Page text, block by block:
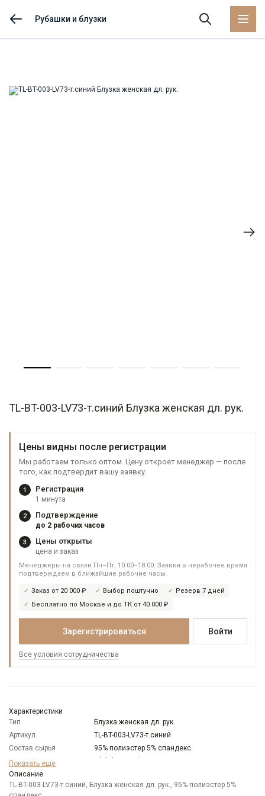
Рубашки и блузки
TL-BT-003-LV73-т.синий Блузка женская дл. рук.
Цены видны после регистрации
Мы работаем только оптом. Цену откроет менеджер — после
того, как подтвердит вашу заявку.
1 Регистрация
1 минута
2 Подтверждение
до 2 рабочих часов
3 Цены открыты
цена и заказ
Менеджеры на связи Пн–Пт, 10:00–18:00. Заявки в нерабочее время
подтверждаем в ближайшие рабочие часы.
Заказ от 20 000 ₽ Выбор поштучно
Резерв 7 дней
Бесплатно по Москве и до ТК от 40 000 ₽
Зарегистрироваться Войти
Все условия сотрудничества
Характеристики
Тип
Блузка женская дл. рук.
Артикул
TL-BT-003-LV73-т.синий
Состав сырья
95% полиэстер 5% спандекс
Бренд
Модель
Цвет
Синий
Показать еще
Описание
TL-BT-003-LV73-т.синий, Блузка женская дл. рук., 95% полиэстер 5%